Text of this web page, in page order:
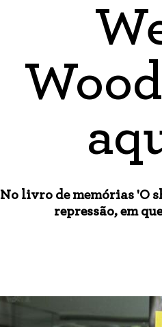
No livro de memórias 'O
repressão, em